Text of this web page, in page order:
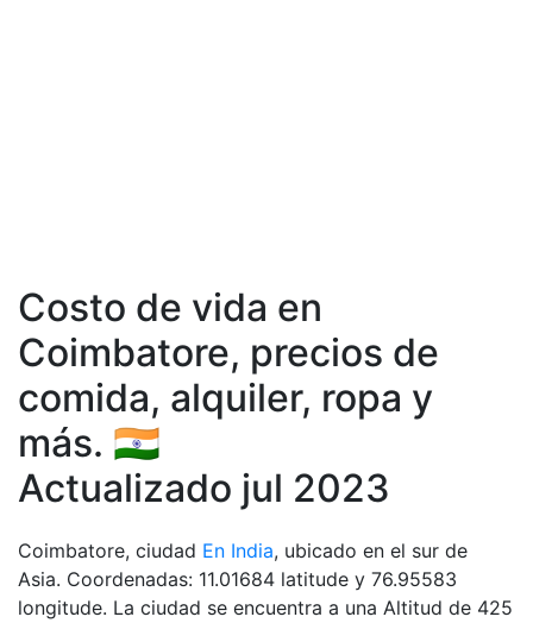
Costo de vida en
Coimbatore, precios de
comida, аlquiler, ropa y
más. 🇮🇳
Actualizado jul 2023
Coimbatore, ciudad En India, ubicado en el sur de
Asia. Coordenadas: 11.01684 latitude y 76.95583
longitude. La ciudad se encuentra a una Altitud de 425